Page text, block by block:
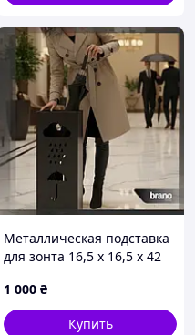
Металлическая подставка
для зонта 16,5 x 16,5 x 42
1 000 ₴
Купить